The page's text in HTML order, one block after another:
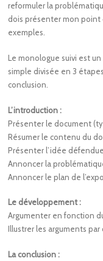
reformuler la
dois présenter mon point
exemples.
Le monologue suivi est
simple divisée en 3
conclusion.
L’introduction :
Présenter le document
Résumer le contenu du
Présenter l’idée
Annoncer la
Annoncer le plan de
Le développement :
Argumenter en fonction
Illustrer les arguments par
La conclusion :